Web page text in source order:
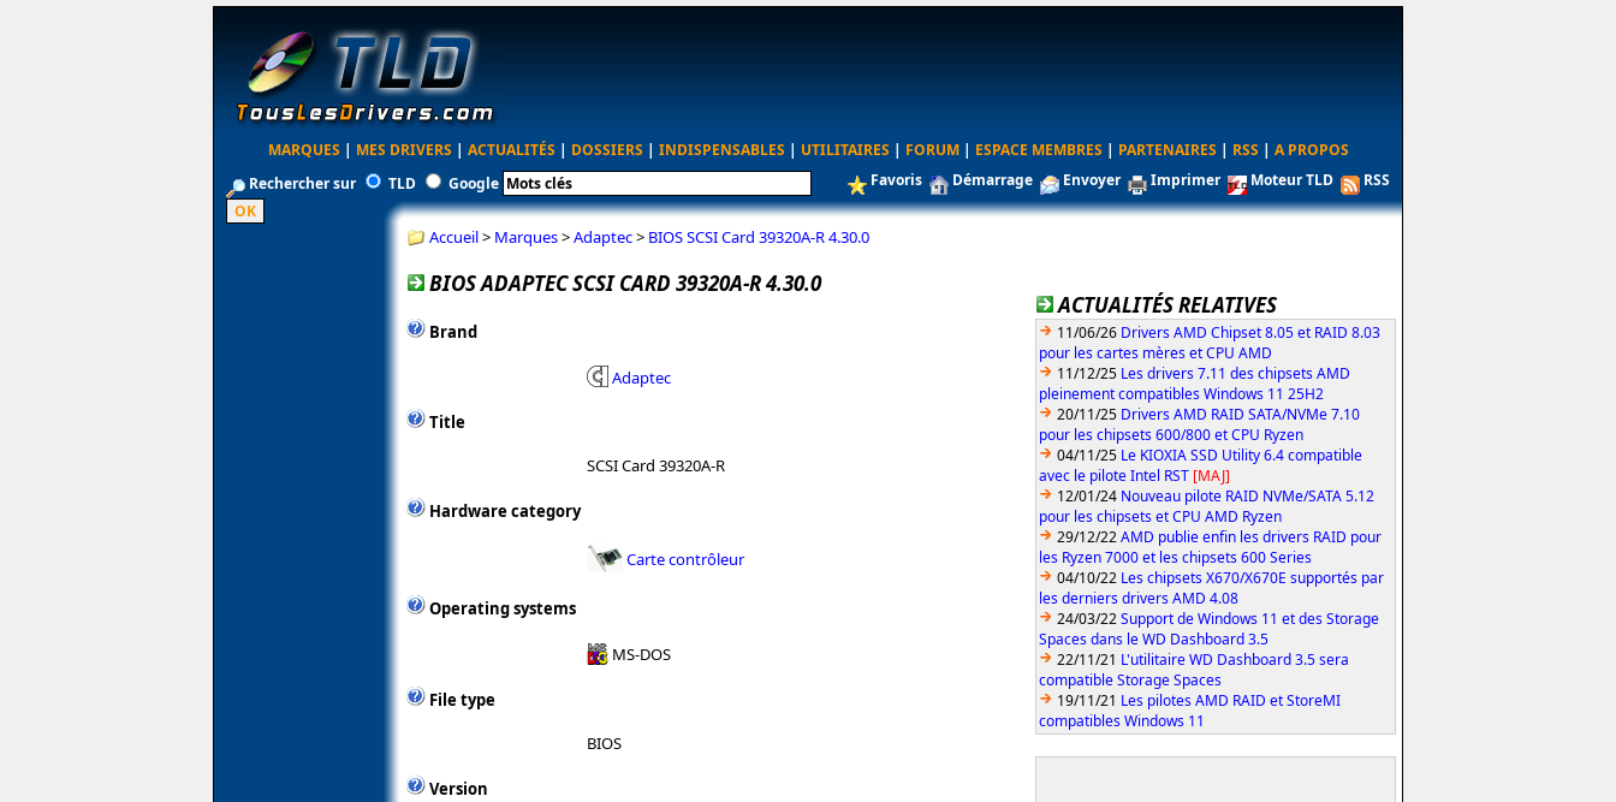
MARQUES | MES DRIVERS | ACTUALITÉS | DOSSIERS | INDISPENSABLES | UTILITAIRES | FORUM | ESPACE MEMBRES | PARTENAIRES | RSS | A PROPOS
Rechercher sur
TLD Google Favoris Démarrage Envoyer Imprimer Moteur TLD RSS
Accueil> Marques>Adaptec> BIOS SCSI Card 39320A-R 4.30.0
BIOS ADAPTEC SCSI CARD 39320A-R 4.30.0
Brand
Adaptec
Title
SCSI Card 39320A-R
Hardware category
Carte contrôleur
Operating systems
MS-DOS
File type
BIOS
Version
ACTUALITÉS RELATIVES
11/06/26 Drivers AMD Chipset 8.05 et RAID 8.03
pour les cartes mères et CPU AMD
11/12/25 Les drivers 7.11 des chipsets AMD
pleinement compatibles Windows 11 25H2
20/11/25 Drivers AMD RAID SATA/NVMe 7.10
pour les chipsets 600/800 et CPU Ryzen
04/11/25 Le KIOXIA SSD Utility 6.4 compatible
avec le pilote Intel RST [MAJ]
12/01/24 Nouveau pilote RAID NVMe/SATA 5.12
pour les chipsets et CPU AMD Ryzen
29/12/22AMD publie enfin les drivers RAID pour
les Ryzen 7000 et les chipsets 600 Series
04/10/22 Les chipsets X670/X670E supportés par
les derniers drivers AMD 4.08
24/03/22Support de Windows 11 et des Storage
Spaces dans le WD Dashboard 3.5
22/11/21 L'utilitaire WD Dashboard 3.5 sera
compatible Storage Spaces
19/11/21 Les pilotes AMD RAID et StoreMI
compatibles Windows 11